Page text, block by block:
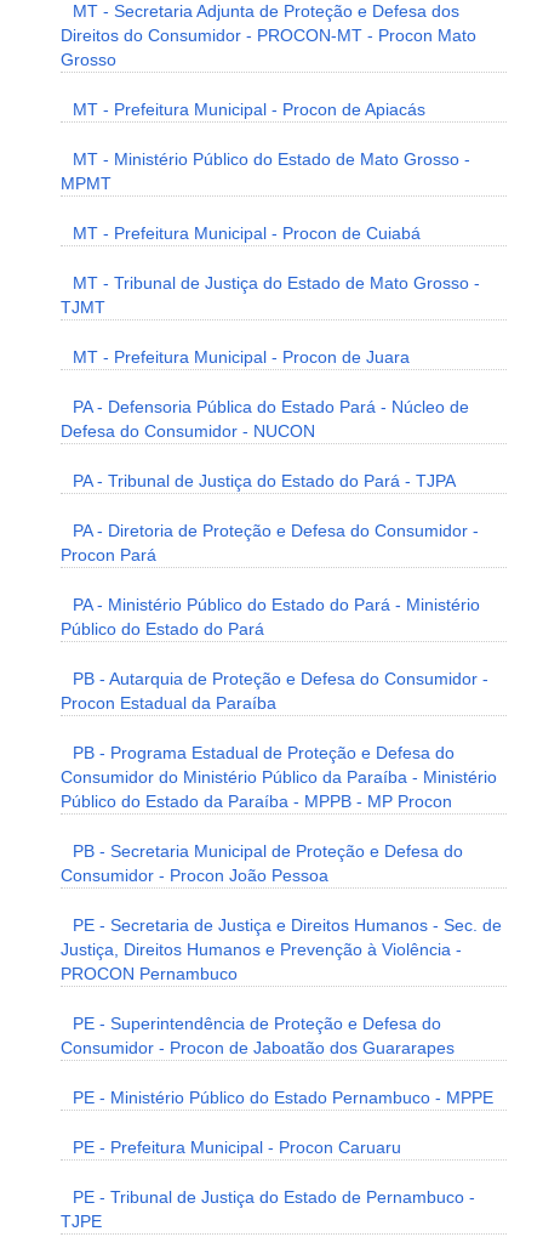
MT - Secretaria Adjunta de Proteção e Defesa dos
Direitos do Consumidor - PROCON-MT - Procon Mato
Grosso
MT - Prefeitura Municipal - Procon de Apiacás
MT - Ministério Público do Estado de Mato Grosso -
MPMT
MT - Prefeitura Municipal - Procon de Cuiabá
MT - Tribunal de Justiça do Estado de Mato Grosso -
TJMT
MT - Prefeitura Municipal - Procon de Juara
PA - Defensoria Pública do Estado Pará - Núcleo de
Defesa do Consumidor - NUCON
PA - Tribunal de Justiça do Estado do Pará - TJPA
PA - Diretoria de Proteção e Defesa do Consumidor -
Procon Pará
PA - Ministério Público do Estado do Pará - Ministério
Público do Estado do Pará
PB - Autarquia de Proteção e Defesa do Consumidor -
Procon Estadual da Paraíba
PB - Programa Estadual de Proteção e Defesa do
Consumidor do Ministério Público da Paraíba - Ministério
Público do Estado da Paraíba - MPPB - MP Procon
PB - Secretaria Municipal de Proteção e Defesa do
Consumidor - Procon João Pessoa
PE - Secretaria de Justiça e Direitos Humanos - Sec. de
Justiça, Direitos Humanos e Prevenção à Violência -
PROCON Pernambuco
PE - Superintendência de Proteção e Defesa do
Consumidor - Procon de Jaboatão dos Guararapes
PE - Ministério Público do Estado Pernambuco - MPPE
PE - Prefeitura Municipal - Procon Caruaru
PE - Tribunal de Justiça do Estado de Pernambuco -
TJPE